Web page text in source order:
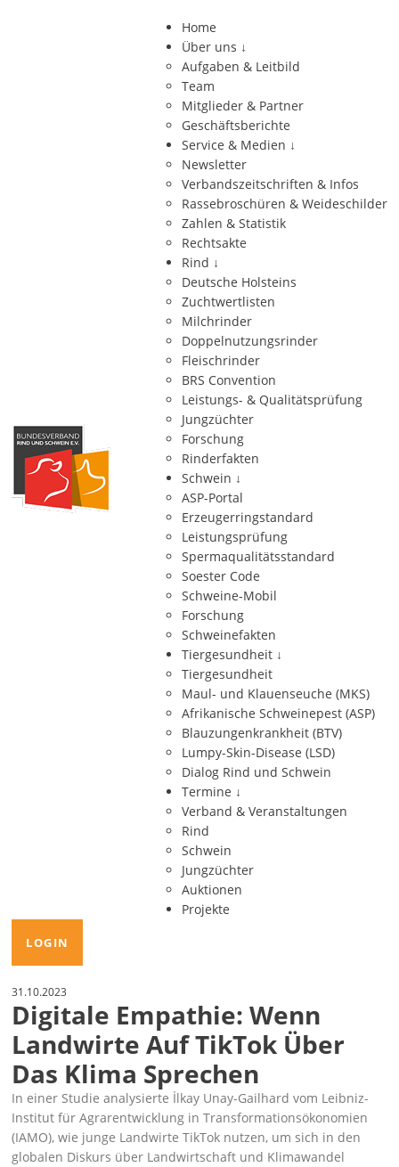
Home
Über uns ↓
Aufgaben & Leitbild
Team
Mitglieder & Partner
Geschäftsberichte
Service & Medien ↓
Newsletter
Verbandszeitschriften & Infos
Rassebroschüren & Weideschilder
Zahlen & Statistik
Rechtsakte
Rind ↓
Deutsche Holsteins
Zuchtwertlisten
Milchrinder
Doppelnutzungsrinder
Fleischrinder
BRS Convention
Leistungs- & Qualitätsprüfung
Jungzüchter
Forschung
Rinderfakten
Schwein ↓
ASP-Portal
Erzeugerringstandard
Leistungsprüfung
Spermaqualitätsstandard
Soester Code
Schweine-Mobil
Forschung
Schweinefakten
Tiergesundheit ↓
Tiergesundheit
Maul- und Klauenseuche (MKS)
Afrikanische Schweinepest (ASP)
Blauzungenkrankheit (BTV)
Lumpy-Skin-Disease (LSD)
Dialog Rind und Schwein
Termine ↓
Verband & Veranstaltungen
Rind
Schwein
Jungzüchter
Auktionen
Projekte
LOGIN
31.10.2023
Digitale Empathie: Wenn
Landwirte Auf TikTok Über
Das Klima Sprechen
In einer Studie analysierte İlkay Unay-Gailhard vom Leibniz-
Institut für Agrarentwicklung in Transformationsökonomien
(IAMO), wie junge Landwirte TikTok nutzen, um sich in den
globalen Diskurs über Landwirtschaft und Klimawandel